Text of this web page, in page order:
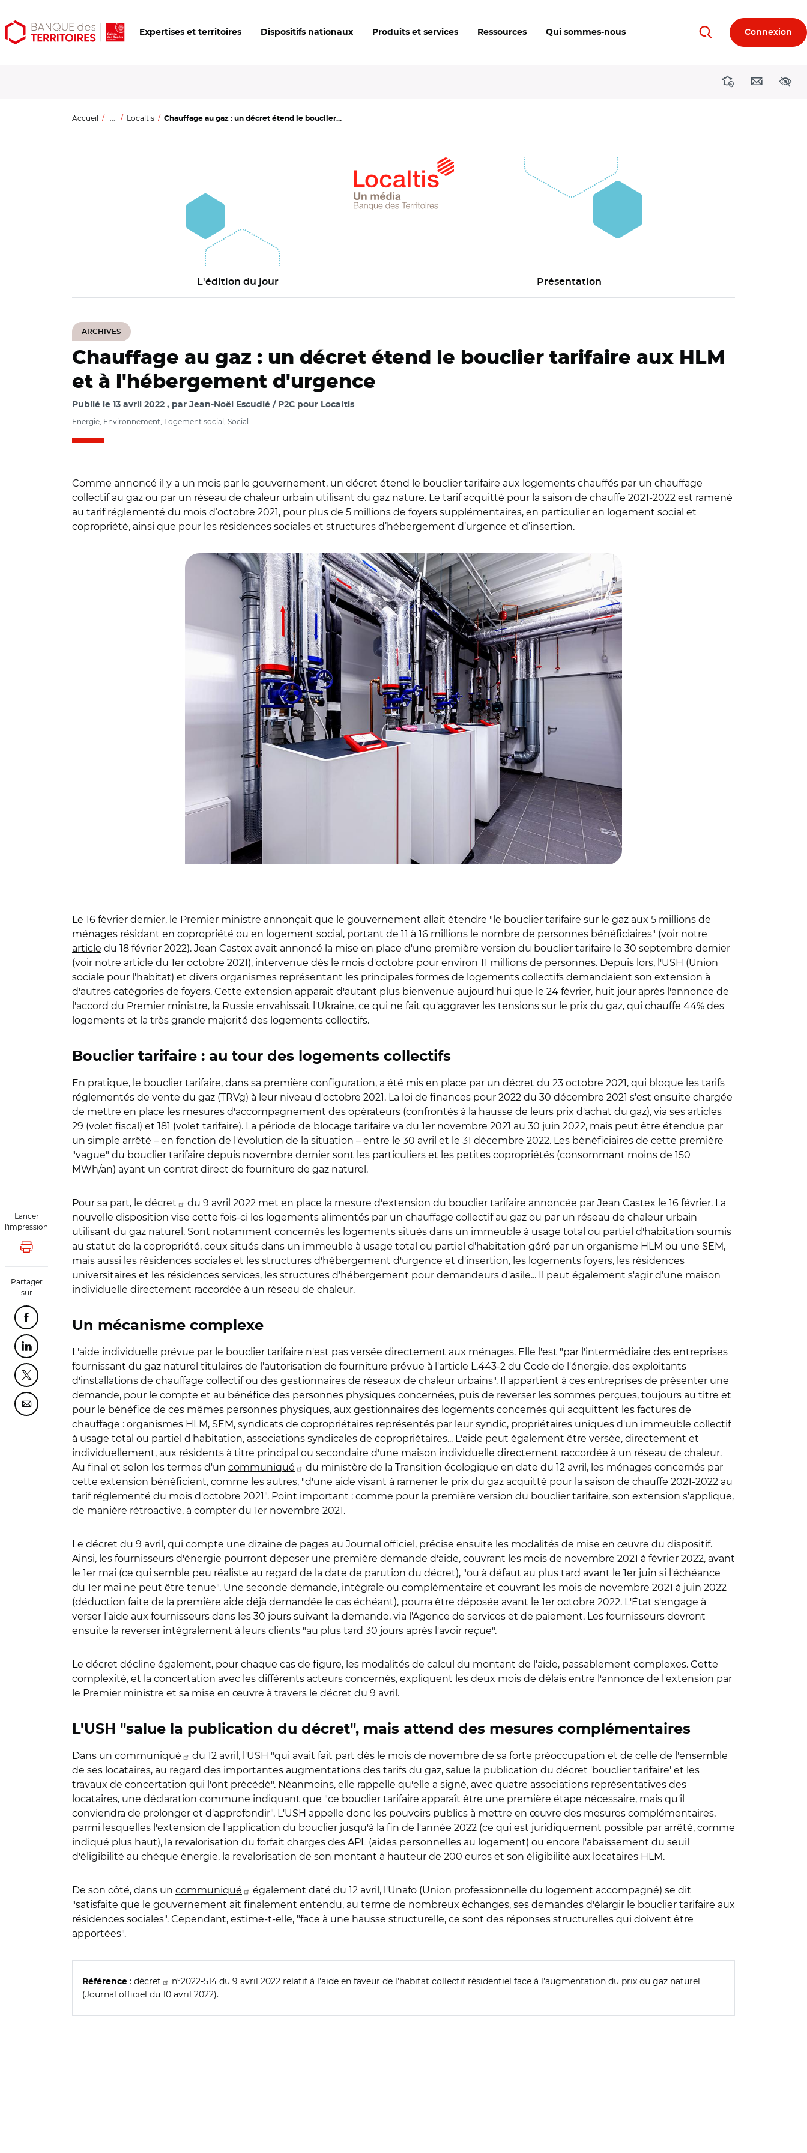
Aller
au
Aller
au
Ouvrir
les
Expertises et territoires Dispositifs nationaux Produits et services Ressources Qui sommes-nous RechercherConnexion
DirectionsContact
Accueil ... Localtis Chauffage au gaz : un décret étend le bouclier...
L'édition du jour Présentation
ARCHIVES
Lancer
l'impression
Lancer l'impression
Partager
sur
Partager cette page sur Facebook
Partager cette page sur Linkedin
Partager cette page sur Twitter
Partager cette page sur Courriel
Chauffage au gaz : un décret étend le bouclier tarifaire aux HLM
et à l'hébergement d'urgence
Publié le 13 avril 2022 par Jean-Noël Escudié / P2C pour Localtis
Energie, Environnement, Logement social, Social
Comme annoncé il y a un mois par le gouvernement, un décret étend le bouclier tarifaire aux logements chauffés par un chauffage
collectif au gaz ou par un réseau de chaleur urbain utilisant du gaz nature. Le tarif acquitté pour la saison de chauffe 2021-2022 est ramené
au tarif réglementé du mois d’octobre 2021, pour plus de 5 millions de foyers supplémentaires, en particulier en logement social et
copropriété, ainsi que pour les résidences sociales et structures d’hébergement d’urgence et d’insertion.
Le 16 février dernier, le Premier ministre annonçait que le gouvernement allait étendre "le bouclier tarifaire sur le gaz aux 5 millions de
ménages résidant en copropriété ou en logement social, portant de 11 à 16 millions le nombre de personnes bénéficiaires" (voir notre
article du 18 février 2022). Jean Castex avait annoncé la mise en place d'une première version du bouclier tarifaire le 30 septembre dernier
(voir notre article du 1er octobre 2021), intervenue dès le mois d'octobre pour environ 11 millions de personnes. Depuis lors, l'USH (Union
sociale pour l'habitat) et divers organismes représentant les principales formes de logements collectifs demandaient son extension à
d'autres catégories de foyers. Cette extension apparait d'autant plus bienvenue aujourd'hui que le 24 février, huit jour après l'annonce de
l'accord du Premier ministre, la Russie envahissait l'Ukraine, ce qui ne fait qu'aggraver les tensions sur le prix du gaz, qui chauffe 44% des
logements et la très grande majorité des logements collectifs.
Bouclier tarifaire : au tour des logements collectifs
En pratique, le bouclier tarifaire, dans sa première configuration, a été mis en place par un décret du 23 octobre 2021, qui bloque les tarifs
réglementés de vente du gaz (TRVg) à leur niveau d'octobre 2021. La loi de finances pour 2022 du 30 décembre 2021 s'est ensuite chargée
de mettre en place les mesures d'accompagnement des opérateurs (confrontés à la hausse de leurs prix d'achat du gaz), via ses articles
29 (volet fiscal) et 181 (volet tarifaire). La période de blocage tarifaire va du 1er novembre 2021 au 30 juin 2022, mais peut être étendue par
un simple arrêté – en fonction de l'évolution de la situation – entre le 30 avril et le 31 décembre 2022. Les bénéficiaires de cette première
"vague" du bouclier tarifaire depuis novembre dernier sont les particuliers et les petites copropriétés (consommant moins de 150
MWh/an) ayant un contrat direct de fourniture de gaz naturel.
Pour sa part, le décret
du 9 avril 2022 met en place la mesure d'extension du bouclier tarifaire annoncée par Jean Castex le 16 février. La
nouvelle disposition vise cette fois-ci les logements alimentés par un chauffage collectif au gaz ou par un réseau de chaleur urbain
utilisant du gaz naturel. Sont notamment concernés les logements situés dans un immeuble à usage total ou partiel d'habitation soumis
au statut de la copropriété, ceux situés dans un immeuble à usage total ou partiel d'habitation géré par un organisme HLM ou une SEM,
mais aussi les résidences sociales et les structures d'hébergement d'urgence et d'insertion, les logements foyers, les résidences
universitaires et les résidences services, les structures d'hébergement pour demandeurs d'asile... Il peut également s'agir d'une maison
individuelle directement raccordée à un réseau de chaleur.
Un mécanisme complexe
L'aide individuelle prévue par le bouclier tarifaire n'est pas versée directement aux ménages. Elle l'est "par l'intermédiaire des entreprises
fournissant du gaz naturel titulaires de l'autorisation de fourniture prévue à l'article L.443-2 du Code de l'énergie, des exploitants
d'installations de chauffage collectif ou des gestionnaires de réseaux de chaleur urbains". Il appartient à ces entreprises de présenter une
demande, pour le compte et au bénéfice des personnes physiques concernées, puis de reverser les sommes perçues, toujours au titre et
pour le bénéfice de ces mêmes personnes physiques, aux gestionnaires des logements concernés qui acquittent les factures de
chauffage : organismes HLM, SEM, syndicats de copropriétaires représentés par leur syndic, propriétaires uniques d'un immeuble collectif
à usage total ou partiel d'habitation, associations syndicales de copropriétaires... L'aide peut également être versée, directement et
individuellement, aux résidents à titre principal ou secondaire d'une maison individuelle directement raccordée à un réseau de chaleur.
Au final et selon les termes d'un communiqué
du ministère de la Transition écologique en date du 12 avril, les ménages concernés par
cette extension bénéficient, comme les autres, "d'une aide visant à ramener le prix du gaz acquitté pour la saison de chauffe 2021-2022 au
tarif réglementé du mois d'octobre 2021". Point important : comme pour la première version du bouclier tarifaire, son extension s'applique,
de manière rétroactive, à compter du 1er novembre 2021.
Le décret du 9 avril, qui compte une dizaine de pages au Journal officiel, précise ensuite les modalités de mise en œuvre du dispositif.
Ainsi, les fournisseurs d'énergie pourront déposer une première demande d'aide, couvrant les mois de novembre 2021 à février 2022, avant
le 1er mai (ce qui semble peu réaliste au regard de la date de parution du décret), "ou à défaut au plus tard avant le 1er juin si l'échéance
du 1er mai ne peut être tenue". Une seconde demande, intégrale ou complémentaire et couvrant les mois de novembre 2021 à juin 2022
(déduction faite de la première aide déjà demandée le cas échéant), pourra être déposée avant le 1er octobre 2022. L'État s'engage à
verser l'aide aux fournisseurs dans les 30 jours suivant la demande, via l'Agence de services et de paiement. Les fournisseurs devront
ensuite la reverser intégralement à leurs clients "au plus tard 30 jours après l'avoir reçue".
Le décret décline également, pour chaque cas de figure, les modalités de calcul du montant de l'aide, passablement complexes. Cette
complexité, et la concertation avec les différents acteurs concernés, expliquent les deux mois de délais entre l'annonce de l'extension par
le Premier ministre et sa mise en œuvre à travers le décret du 9 avril.
L'USH "salue la publication du décret", mais attend des mesures complémentaires
Dans un communiqué
du 12 avril, l'USH "qui avait fait part dès le mois de novembre de sa forte préoccupation et de celle de l'ensemble
de ses locataires, au regard des importantes augmentations des tarifs du gaz, salue la publication du décret 'bouclier tarifaire' et les
travaux de concertation qui l'ont précédé". Néanmoins, elle rappelle qu'elle a signé, avec quatre associations représentatives des
locataires, une déclaration commune indiquant que "ce bouclier tarifaire apparaît être une première étape nécessaire, mais qu'il
conviendra de prolonger et d'approfondir". L'USH appelle donc les pouvoirs publics à mettre en œuvre des mesures complémentaires,
parmi lesquelles l'extension de l'application du bouclier jusqu'à la fin de l'année 2022 (ce qui est juridiquement possible par arrêté, comme
indiqué plus haut), la revalorisation du forfait charges des APL (aides personnelles au logement) ou encore l'abaissement du seuil
d'éligibilité au chèque énergie, la revalorisation de son montant à hauteur de 200 euros et son éligibilité aux locataires HLM.
De son côté, dans un communiqué
également daté du 12 avril, l'Unafo (Union professionnelle du logement accompagné) se dit
"satisfaite que le gouvernement ait finalement entendu, au terme de nombreux échanges, ses demandes d'élargir le bouclier tarifaire aux
résidences sociales". Cependant, estime-t-elle, "face à une hausse structurelle, ce sont des réponses structurelles qui doivent être
apportées".
Référence : décret
n°2022-514 du 9 avril 2022 relatif à l'aide en faveur de l'habitat collectif résidentiel face à l'augmentation du prix du gaz naturel
(Journal officiel du 10 avril 2022).